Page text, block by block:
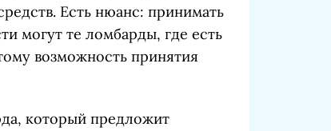
Есть нюанс: принимать
могут те ломбарды, где есть
возможность принятия
который предложит